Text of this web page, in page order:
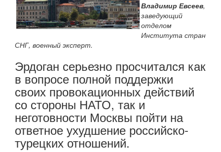
Владимир Евсеев,
заведующий
отделом
Института стран
СНГ, военный эксперт.
Эрдоган серьезно просчитался как
в вопросе полной поддержки
своих провокационных действий
со стороны НАТО, так и
неготовности Москвы пойти на
ответное ухудшение российско-
турецких отношений.